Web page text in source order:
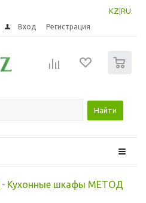
KZ RU
Вход Регистрация
Найти
- Кухонные шкафы МЕТОД